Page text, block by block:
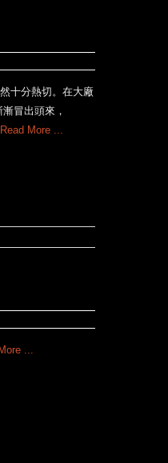
十分熱切。在大廠
冒出頭來，
More ...
...